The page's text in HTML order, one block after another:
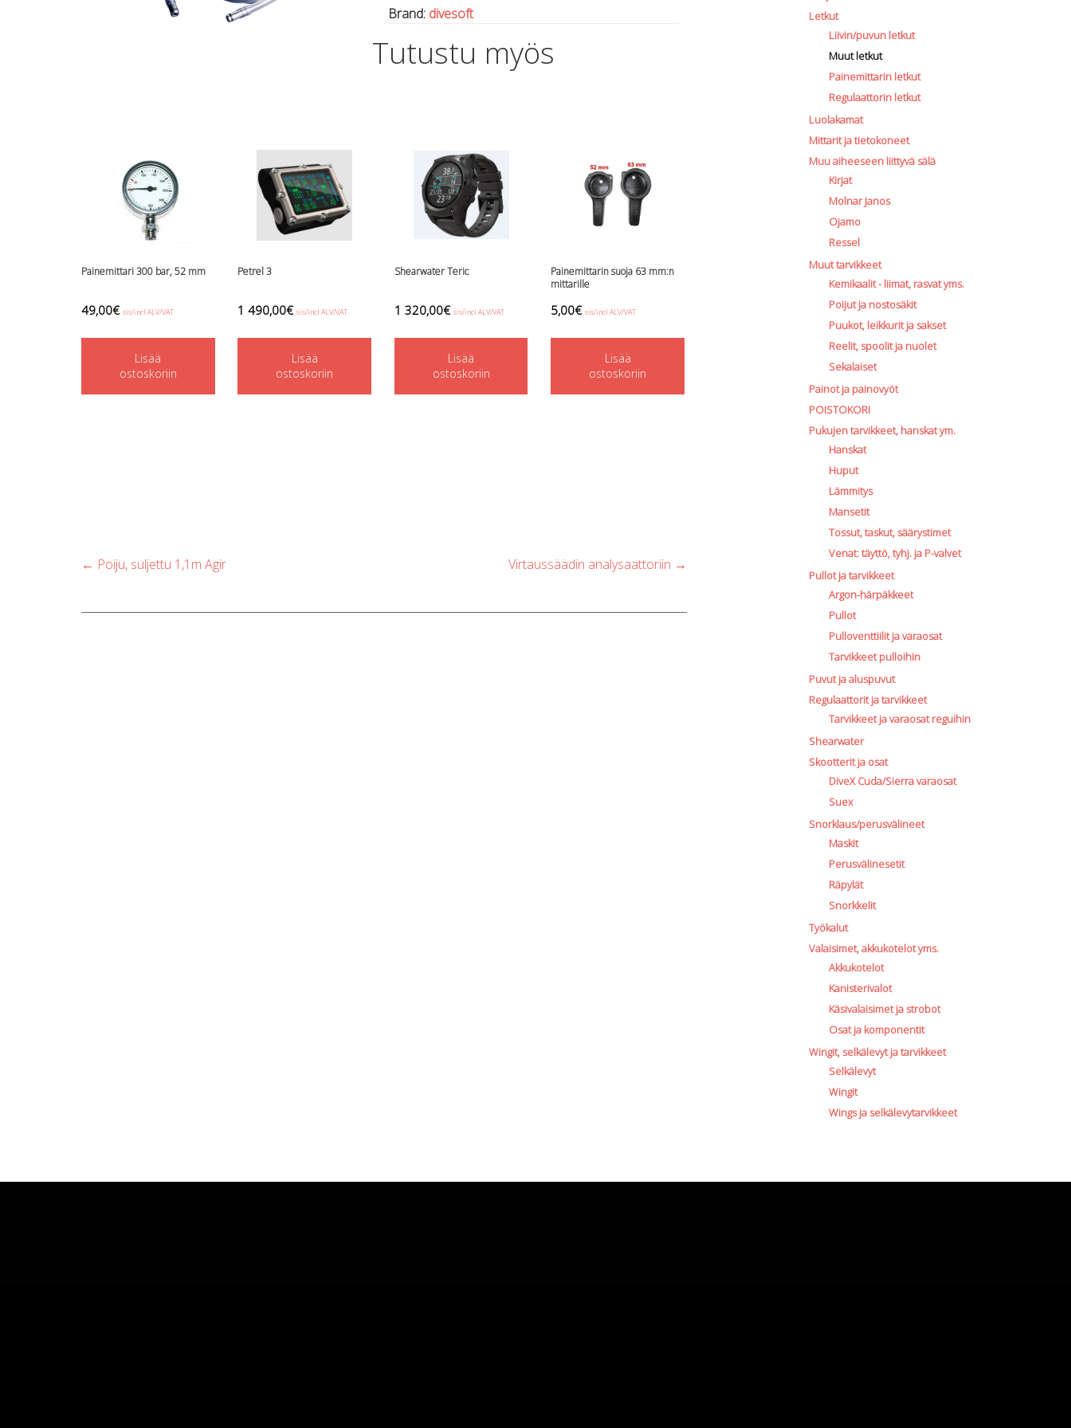
Brand: divesoft
Tutustu myös
Painemittari 300 bar, 52 mm
49,00€ sis/incl ALV/VAT
Lisää
ostoskoriin
Petrel 3
1 490,00€ sis/incl ALV/VAT
Lisää
ostoskoriin
Shearwater Teric
1 320,00€ sis/incl ALV/VAT
Lisää
ostoskoriin
Painemittarin suoja 63 mm:n
mittarille
5,00€ sis/incl ALV/VAT
Lisää
ostoskoriin
Post
← Poiju, suljettu 1,1m Agir Virtaussäädin analysaattoriin →
Letkut
Liivin/puvun letkut
Muut letkut
Painemittarin letkut
Regulaattorin letkut
Luolakamat
Mittarit ja tietokoneet
Muu aiheeseen liittyvä sälä
Kirjat
Molnar Janos
Ojamo
Ressel
Muut tarvikkeet
Kemikaalit - liimat, rasvat yms.
Poijut ja nostosäkit
Puukot, leikkurit ja sakset
Reelit, spoolit ja nuolet
Sekalaiset
Painot ja painovyöt
POISTOKORI
Pukujen tarvikkeet, hanskat ym.
Hanskat
Huput
Lämmitys
Mansetit
Tossut, taskut, säärystimet
Venat: täyttö, tyhj. ja P-valvet
Pullot ja tarvikkeet
Argon-härpäkkeet
Pullot
Pulloventtiilit ja varaosat
Tarvikkeet pulloihin
Puvut ja aluspuvut
Regulaattorit ja tarvikkeet
Tarvikkeet ja varaosat reguihin
Shearwater
Skootterit ja osat
DiveX Cuda/Sierra varaosat
Suex
Snorklaus/perusvälineet
Maskit
Perusvälinesetit
Räpylät
Snorkkelit
Työkalut
Valaisimet, akkukotelot yms.
Akkukotelot
Kanisterivalot
Käsivalaisimet ja strobot
Osat ja komponentit
Wingit, selkälevyt ja tarvikkeet
Selkälevyt
Wingit
Wings ja selkälevytarvikkeet